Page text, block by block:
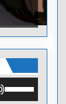
tipke